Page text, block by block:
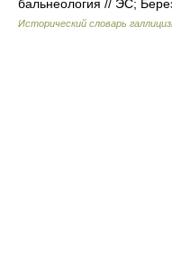
бальнеология // ЭС;
Исторический словарь